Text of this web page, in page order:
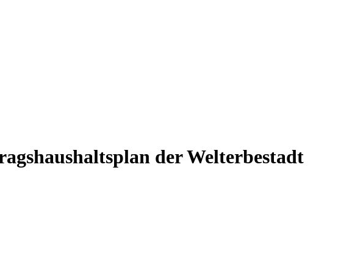
der Welterbestadt